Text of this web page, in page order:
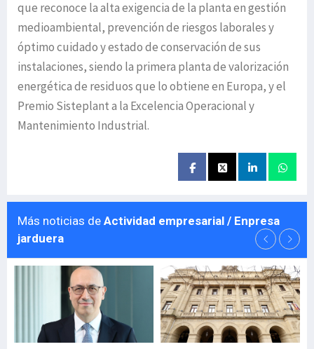
que reconoce la alta exigencia de la planta en gestión
medioambiental, prevención de riesgos laborales y
óptimo cuidado y estado de conservación de sus
instalaciones, siendo la primera planta de valorización
energética de residuos que lo obtiene en Europa, y el
Premio Sisteplant a la Excelencia Operacional y
Mantenimiento Industrial.
Más noticias de Actividad empresarial / Enpresa
jarduera